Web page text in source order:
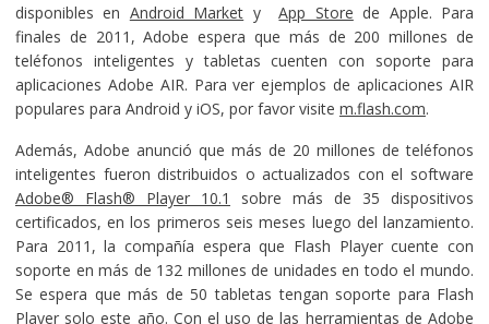
disponibles en Android Market yApp Store de Apple. Para
finales de 2011, Adobe espera que más de 200 millones de
teléfonos inteligentes y tabletas cuenten con soporte para
aplicaciones Adobe AIR. Para ver ejemplos de aplicaciones AIR
populares para Android y iOS, por favor visite m.flash.com.
Además, Adobe anunció que más de 20 millones de teléfonos
inteligentes fueron distribuidos o actualizados con el software
Adobe® Flash® Player 10.1
sobre más de 35 dispositivos
certificados, en los primeros seis meses luego del lanzamiento.
Para 2011, la compañía espera que Flash Player cuente con
soporte en más de 132 millones de unidades en todo el mundo.
Se espera que más de 50 tabletas tengan soporte para Flash
Player solo este año. Con el uso de las herramientas deAdobe